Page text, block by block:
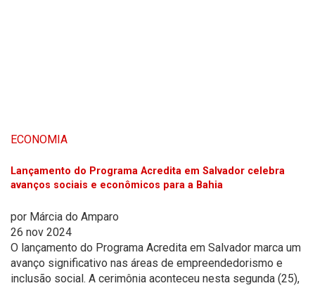
ECONOMIA
Lançamento do Programa Acredita em Salvador celebra
avanços sociais e econômicos para a Bahia
por Márcia do Amparo
26 nov 2024
O lançamento do Programa Acredita em Salvador marca um
avanço significativo nas áreas de empreendedorismo e
inclusão social. A cerimônia aconteceu nesta segunda (25),